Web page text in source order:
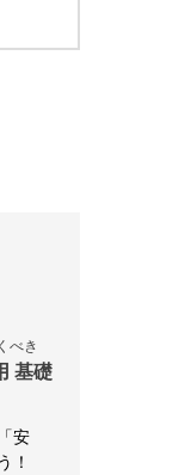
べき
基礎
安
！